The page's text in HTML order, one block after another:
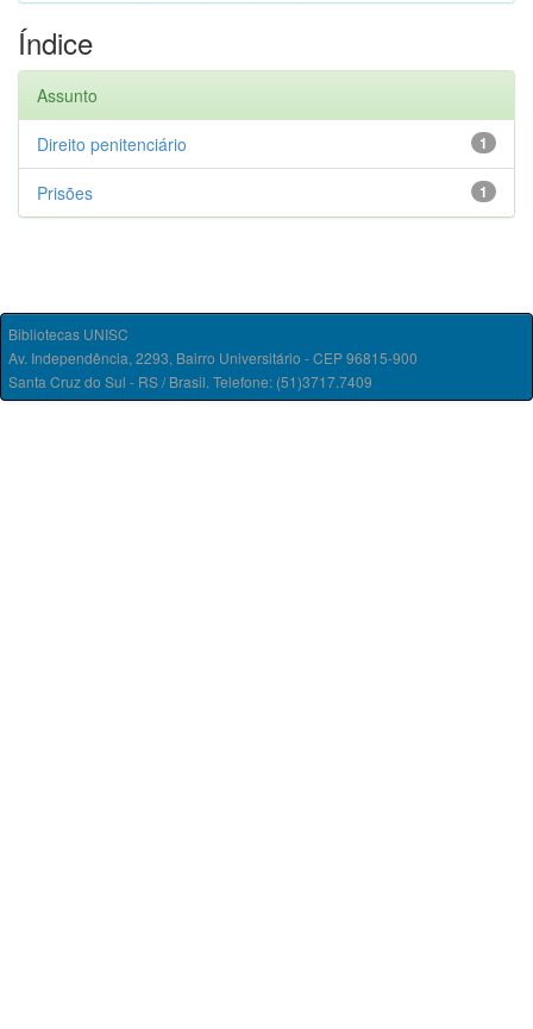
Índice
Assunto
1
Direito penitenciário
1
Prisões
Bibliotecas UNISC
Av. Independência, 2293, Bairro Universitário - CEP 96815-900
Santa Cruz do Sul - RS / Brasil. Telefone: (51)3717.7409